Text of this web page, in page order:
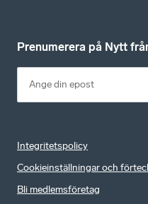
Prenumerera på Nytt
Integritetspolicy
Cookieinställningar och
Bli medlemsföretag